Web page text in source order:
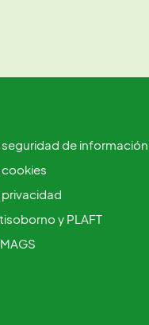
de información
y PLAFT